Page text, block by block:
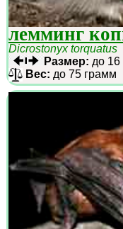
лемминг
Dicrostonyx torquatus
Размер: до 16
Вес: до 75 грамм